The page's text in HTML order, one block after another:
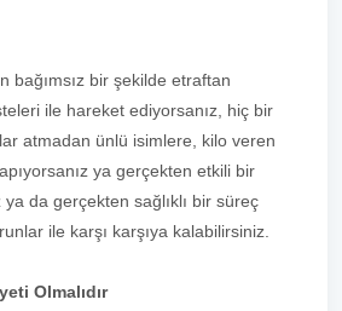
bağımsız bir şekilde etraftan
ile hareket ediyorsanız, hiç bir
atmadan ünlü isimlere, kilo veren
ya gerçekten etkili bir
da gerçekten sağlıklı bir süreç
ile karşı karşıya kalabilirsiniz.
Olmalıdır